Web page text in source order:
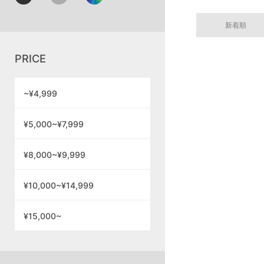
PRICE
~¥4,999
¥5,000~¥7,999
¥8,000~¥9,999
¥10,000~¥14,999
¥15,000~
新着順